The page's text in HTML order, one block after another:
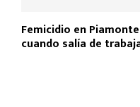
Femicidio en
cuando salía de